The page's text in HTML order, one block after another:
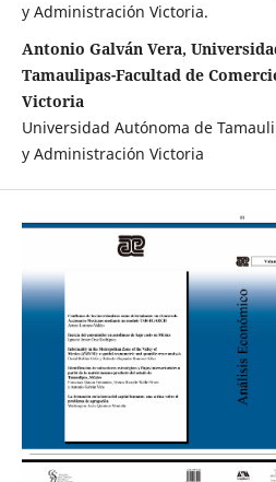
y Administración Victoria.
Antonio Galván Vera,
Tamaulipas-Facultad de
Victoria
Universidad Autónoma de
y Administración Victoria